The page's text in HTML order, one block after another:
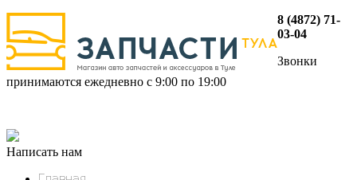
8 (4872) 71-
03-04
Звонки
принимаются ежедневно с 9:00 по 19:00
Написать нам